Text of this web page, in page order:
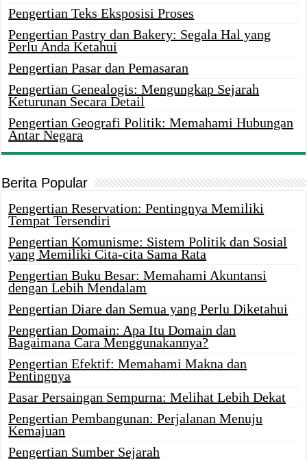
Pengertian Teks Eksposisi Proses
Pengertian Pastry dan Bakery: Segala Hal yang
Perlu Anda Ketahui
Pengertian Pasar dan Pemasaran
Pengertian Genealogis: Mengungkap Sejarah
Keturunan Secara Detail
Pengertian Geografi Politik: Memahami Hubungan
Antar Negara
Berita Popular
Pengertian Reservation: Pentingnya Memiliki
Tempat Tersendiri
Pengertian Komunisme: Sistem Politik dan Sosial
yang Memiliki Cita-cita Sama Rata
Pengertian Buku Besar: Memahami Akuntansi
dengan Lebih Mendalam
Pengertian Diare dan Semua yang Perlu Diketahui
Pengertian Domain: Apa Itu Domain dan
Bagaimana Cara Menggunakannya?
Pengertian Efektif: Memahami Makna dan
Pentingnya
Pasar Persaingan Sempurna: Melihat Lebih Dekat
Pengertian Pembangunan: Perjalanan Menuju
Kemajuan
Pengertian Sumber Sejarah